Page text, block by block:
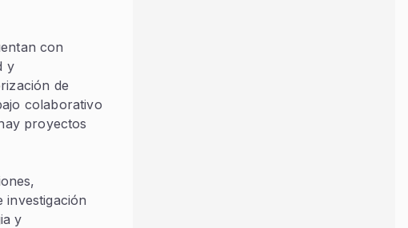
con
y
de
colaborativo
proyectos
investigación
y